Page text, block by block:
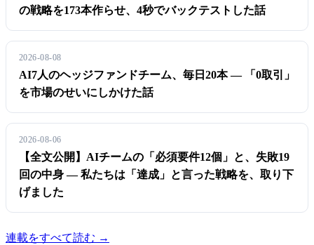
の戦略を173本作らせ、4秒でバックテストした話
2026-08-08
AI7人のヘッジファンドチーム、毎日20本 ― 「0取引」
を市場のせいにしかけた話
2026-08-06
【全文公開】AIチームの「必須要件12個」と、失敗19
回の中身 ― 私たちは「達成」と言った戦略を、取り下
げました
連載をすべて読む →